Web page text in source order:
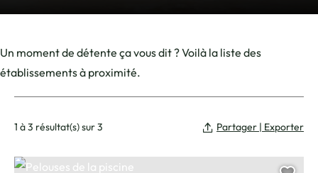
Un moment de détente ça vous dit ? Voilà la liste des
établissements à proximité.
1 à 3 résultat(s) sur 3 Partager | Exporter
Pelouses de la piscine, © Office de Tourisme